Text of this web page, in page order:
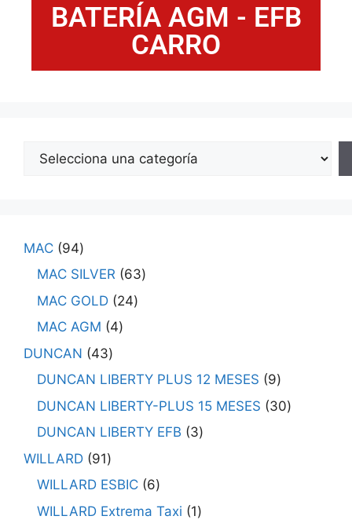
BATERÍA AGM - EFB
CARRO
MAC 94
MAC SILVER 63
MAC GOLD 24
MAC AGM
4
DUNCAN
43
DUNCAN LIBERTY PLUS 12 MESES
9
DUNCAN LIBERTY-PLUS 15 MESES
30
DUNCAN LIBERTY EFB
3
WILLARD 91
WILLARD ESBIC 6
WILLARD Extrema Taxi
1